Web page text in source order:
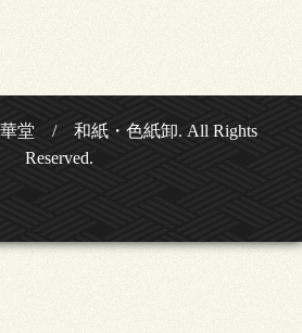
華堂 / 和紙・色紙卸. All Rights
Reserved.